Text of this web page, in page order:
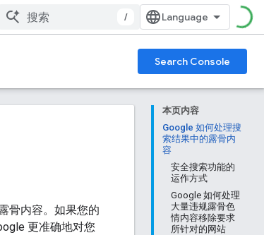
/
Search Console
本页内容
Google 如何处理搜
索结果中的露骨内
容
安全搜索功能的
运作方式
Google 如何处理
大量违规露骨色
情内容移除要求
所针对的网站
骨内容。如果您的
更准确地对您